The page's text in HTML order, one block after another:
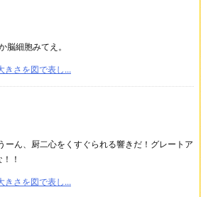
脳細胞みてえ。
きさを図で表し...
ーん、厨二心をくすぐられる響きだ！グレートア
！
きさを図で表し...